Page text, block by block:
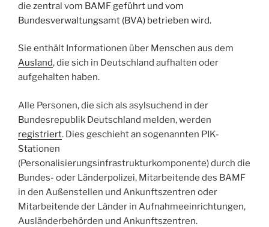
die zentral vom BAMF geführt und vom
Bundesverwaltungsamt (BVA) betrieben wird.
Sie enthält Informationen über Menschen aus dem
Ausland, die sich in Deutschland aufhalten oder
aufgehalten haben.
Alle Personen, die sich als asylsuchend in der
Bundesrepublik Deutschland melden, werden
registriert. Dies geschieht an sogenannten PIK-
Stationen
(Personalisierungsinfrastrukturkomponente) durch die
Bundes- oder Länderpolizei, Mitarbeitende des BAMF
in den Außenstellen und Ankunftszentren oder
Mitarbeitende der Länder in Aufnahmeeinrichtungen,
Ausländerbehörden und Ankunftszentren.